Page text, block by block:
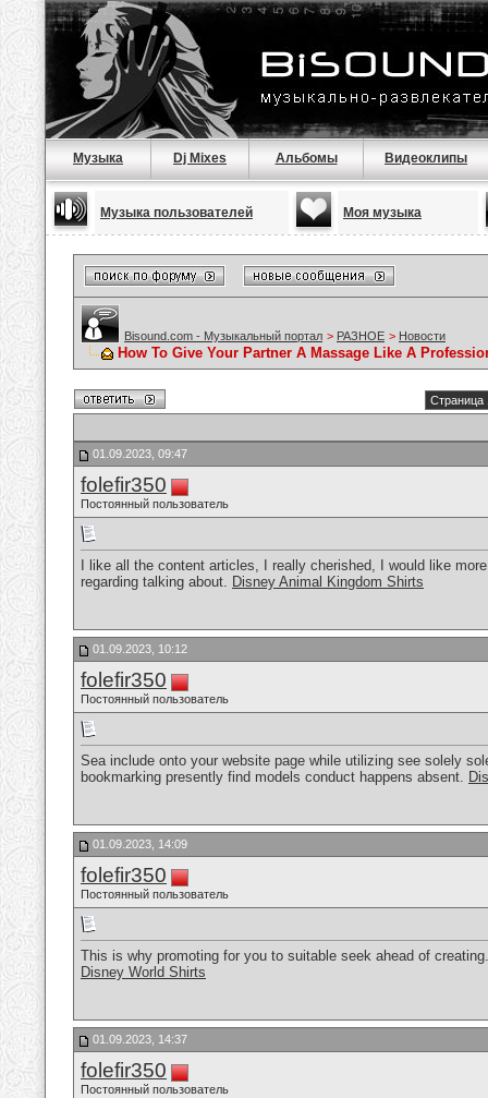
Музыка Dj Mixes Альбомы Видеоклипы
Музыка пользователей Моя музыка
Bisound.com - Музыкальный портал > РАЗНОЕ > Новости
How To Give Your Partner A Massage Like A
Страница
01.09.2023, 09:47
folefir350
Постоянный пользователь
I like all the content articles, I really cherished, I would like
regarding talking about. Disney Animal Kingdom Shirts
01.09.2023, 10:12
folefir350
Постоянный пользователь
Sea include onto your website page while utilizing see solely
bookmarking presently find models conduct happens absent.
01.09.2023, 14:09
folefir350
Постоянный пользователь
This is why promoting for you to suitable seek ahead of
Disney World Shirts
01.09.2023, 14:37
folefir350
Постоянный пользователь